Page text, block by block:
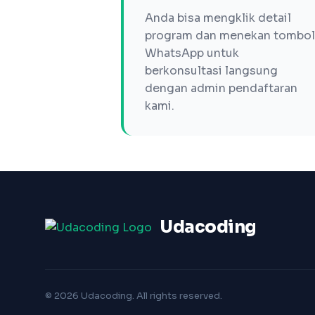
Anda bisa mengklik detail
program dan menekan tombol
WhatsApp untuk
berkonsultasi langsung
dengan admin pendaftaran
kami.
Udacoding
© 2026 Udacoding. All rights reserved.